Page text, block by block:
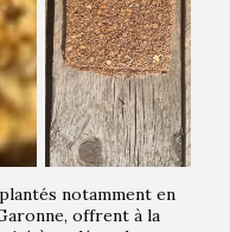
notamment en
offrent à la